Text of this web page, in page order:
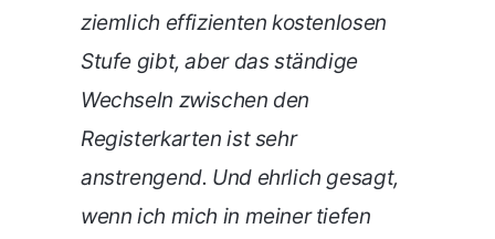
ziemlich effizienten kostenlosen
Stufe gibt, aber das ständige
Wechseln zwischen den
Registerkarten ist sehr
anstrengend. Und ehrlich gesagt,
wenn ich mich in meiner tiefen